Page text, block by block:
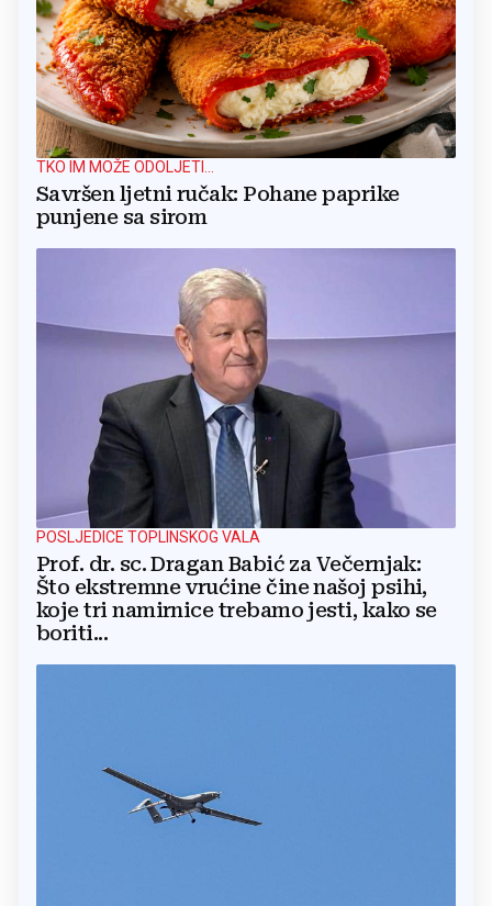
TKO IM MOŽE ODOLJETI...
Savršen ljetni ručak: Pohane paprike
punjene sa sirom
POSLJEDICE TOPLINSKOG VALA
Prof. dr. sc. Dragan Babić za Večernjak:
Što ekstremne vrućine čine našoj psihi,
koje tri namirnice trebamo jesti, kako se
boriti...